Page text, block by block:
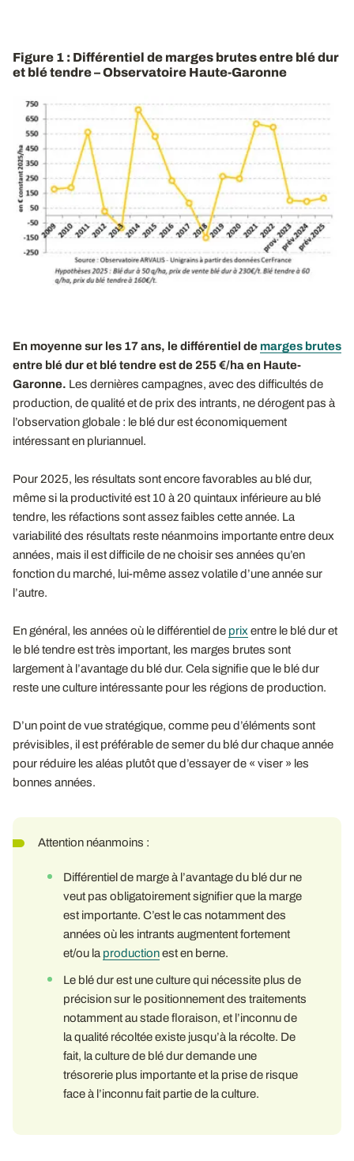
Figure 1 : Différentiel de marges brutes entre blé dur
et blé tendre – Observatoire Haute-Garonne
En moyenne sur les 17ans, le différentiel de marges brutes
entre blé dur et blé tendre est de 255€/ha en Haute-
Garonne. Les dernières campagnes, avec des difficultés de
production, de qualité et de prix des intrants, ne dérogent pas à
l’observation globale : le blé dur est économiquement
intéressant en pluriannuel.
Pour 2025, les résultats sont encore favorables au blé dur,
même si la productivité est 10 à 20 quintaux inférieure au blé
tendre, les réfactions sont assez faibles cette année. La
variabilité des résultats reste néanmoins importante entre deux
années, mais il est difficile de ne choisir ses années qu’en
fonction du marché, lui-même assez volatile d’une année sur
l’autre.
En général, les années où le différentiel de prix entre le blé dur et
le blé tendre est très important, les marges brutes sont
largement à l’avantage du blé dur. Cela signifie que le blé dur
reste une culture intéressante pour les régions de production.
D’un point de vue stratégique, comme peu d’éléments sont
prévisibles, il est préférable de semer du blé dur chaque année
pour réduire les aléas plutôt que d’essayer de « viser » les
bonnes années.
Attention néanmoins :
Différentiel de marge à l’avantage du blé dur ne
veut pas obligatoirement signifier que la marge
est importante. C’est le cas notamment des
années où les intrants augmentent fortement
et/ou la productionest en berne.
Le blé dur est une culture qui nécessite plus de
précision sur le positionnement des traitements
notamment au stade floraison, et l’inconnu de
la qualité récoltée existe jusqu’à la récolte. De
fait, la culture de blé dur demande une
trésorerie plus importante et la prise de risque
face à l’inconnu fait partie de la culture.